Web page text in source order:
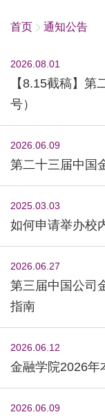
首页 通知公告
2026.08.01
【8.15截稿】
号）
2026.06.09
第二十三届中国
2025.03.03
如何申请举办校
2026.06.27
第三届中国公司
指南
2026.06.12
金融学院2026年
2026.06.09